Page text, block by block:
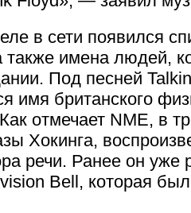
в сети появился
также имена людей,
Под песней
имя британского
отмечает NME, в
Хокинга,
речи. Ранее он уже
Bell, которая